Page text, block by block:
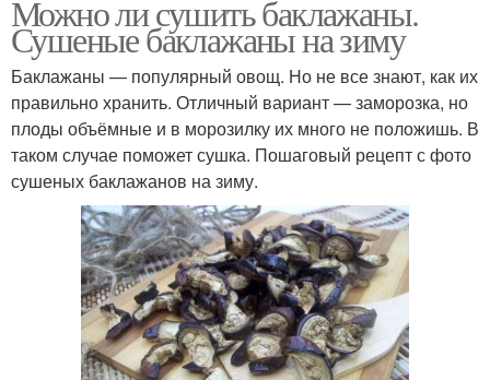
Можно ли сушить баклажаны.
Сушеные баклажаны на зиму
Баклажаны — популярный овощ. Но не все знают, как их
правильно хранить. Отличный вариант — заморозка, но
плоды объёмные и в морозилку их много не положишь. В
таком случае поможет сушка. Пошаговый рецепт с фото
сушеных баклажанов на зиму.